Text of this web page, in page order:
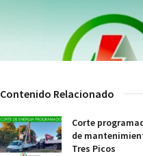
Contenido Relacionado
Corte
de
Tres Picos